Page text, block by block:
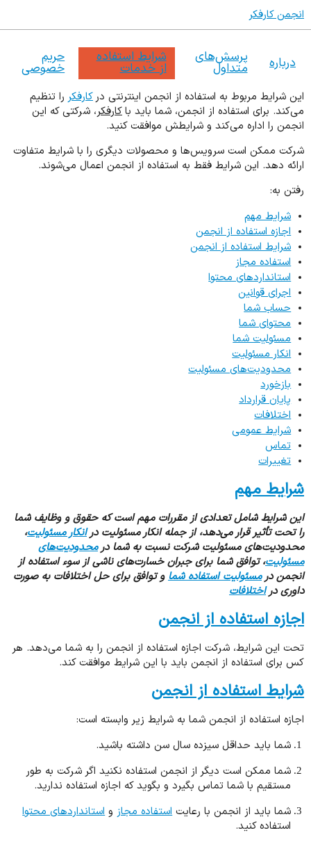
انجمن کارفکر
درباره پرسش‌های
متداول
شرایط استفاده
از خدمات
حریم
خصوصی
این شرایط مربوط به استفاده از انجمن اینترنتی درکارفکر را تنظیم
می‌کند. برای استفاده از انجمن، شما باید باکارفکر، شرکتی که این
انجمن را اداره می‌کند و شرایطش موافقت کنید.
شرکت ممکن است سرویس‌ها و محصولات دیگری را با شرایط متفاوت
ارائه دهد. این شرایط فقط به استفاده از انجمن اعمال می‌شوند.
رفتن به:
شرایط مهم
اجازه استفاده از انجمن
شرایط استفاده از انجمن
استفاده مجاز
استانداردهای محتوا
اجرای قوانین
حساب شما
محتوای شما
مسئولیت شما
انکار مسئولیت
محدودیت‌های مسئولیت
بازخورد
پایان قرارداد
اختلافات
شرایط عمومی
تماس
تغییرات
شرایط مهم
این شرایط شامل تعدادی از مقررات مهم است که حقوق و وظایف شما
را تحت تأثیر قرار می‌دهد، از جمله انکار مسئولیت درانکار مسئولیت،
محدودیت‌های مسئولیت شرکت نسبت به شما درمحدودیت‌های
مسئولیت، توافق شما برای جبران خسارت‌های ناشی از سوء استفاده از
انجمن درمسئولیت استفاده شماو توافق برای حل اختلافات به صورت
داوری دراختلافات
اجازه استفاده از انجمن
تحت این شرایط، شرکت اجازه استفاده از انجمن را به شما می‌دهد. هر
کس برای استفاده از انجمن باید با این شرایط موافقت کند.
شرایط استفاده از انجمن
اجازه استفاده از انجمن شما به شرایط زیر وابسته است:
شما باید حداقل سیزده سال سن داشته باشید.
شما ممکن است دیگر از انجمن استفاده نکنید اگر شرکت به طور
مستقیم با شما تماس بگیرد و بگوید که اجازه استفاده ندارید.
شما باید از انجمن با رعایتاستفاده مجاز واستانداردهای محتوا
استفاده کنید.